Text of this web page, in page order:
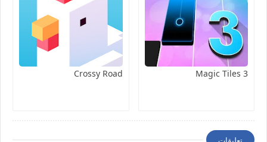
Magic Tiles 3
Crossy Road